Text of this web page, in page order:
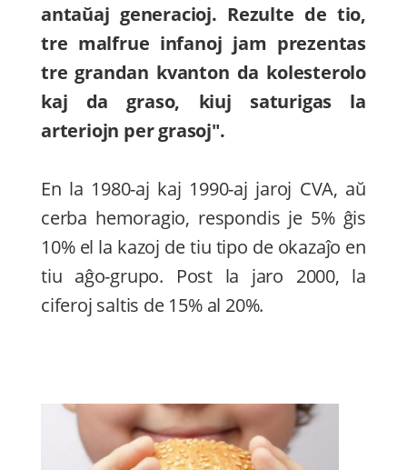
antaŭaj generacioj. Rezulte de tio,
tre malfrue infanoj jam prezentas
tre grandan kvanton da kolesterolo
kaj da graso, kiuj saturigas la
arteriojn per grasoj".
En la 1980-aj kaj 1990-aj jaroj CVA, aŭ
cerba hemoragio, respondis je 5% ĝis
10% el la kazoj de tiu tipo de okazaĵo en
tiu aĝo-grupo. Post la jaro 2000, la
ciferoj saltis de 15% al 20%.